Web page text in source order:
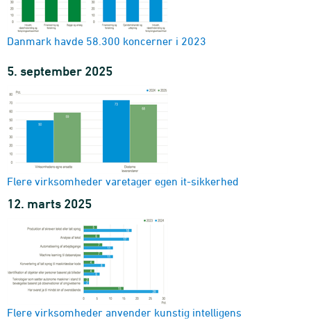
Danmark havde 58.300 koncerner i 2023
5. september 2025
Flere virksomheder varetager egen it-sikkerhed
12. marts 2025
Flere virksomheder anvender kunstig intelligens